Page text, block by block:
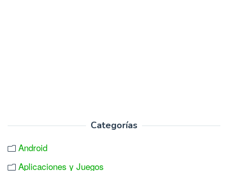
Categorías
Android
Aplicaciones y Juegos